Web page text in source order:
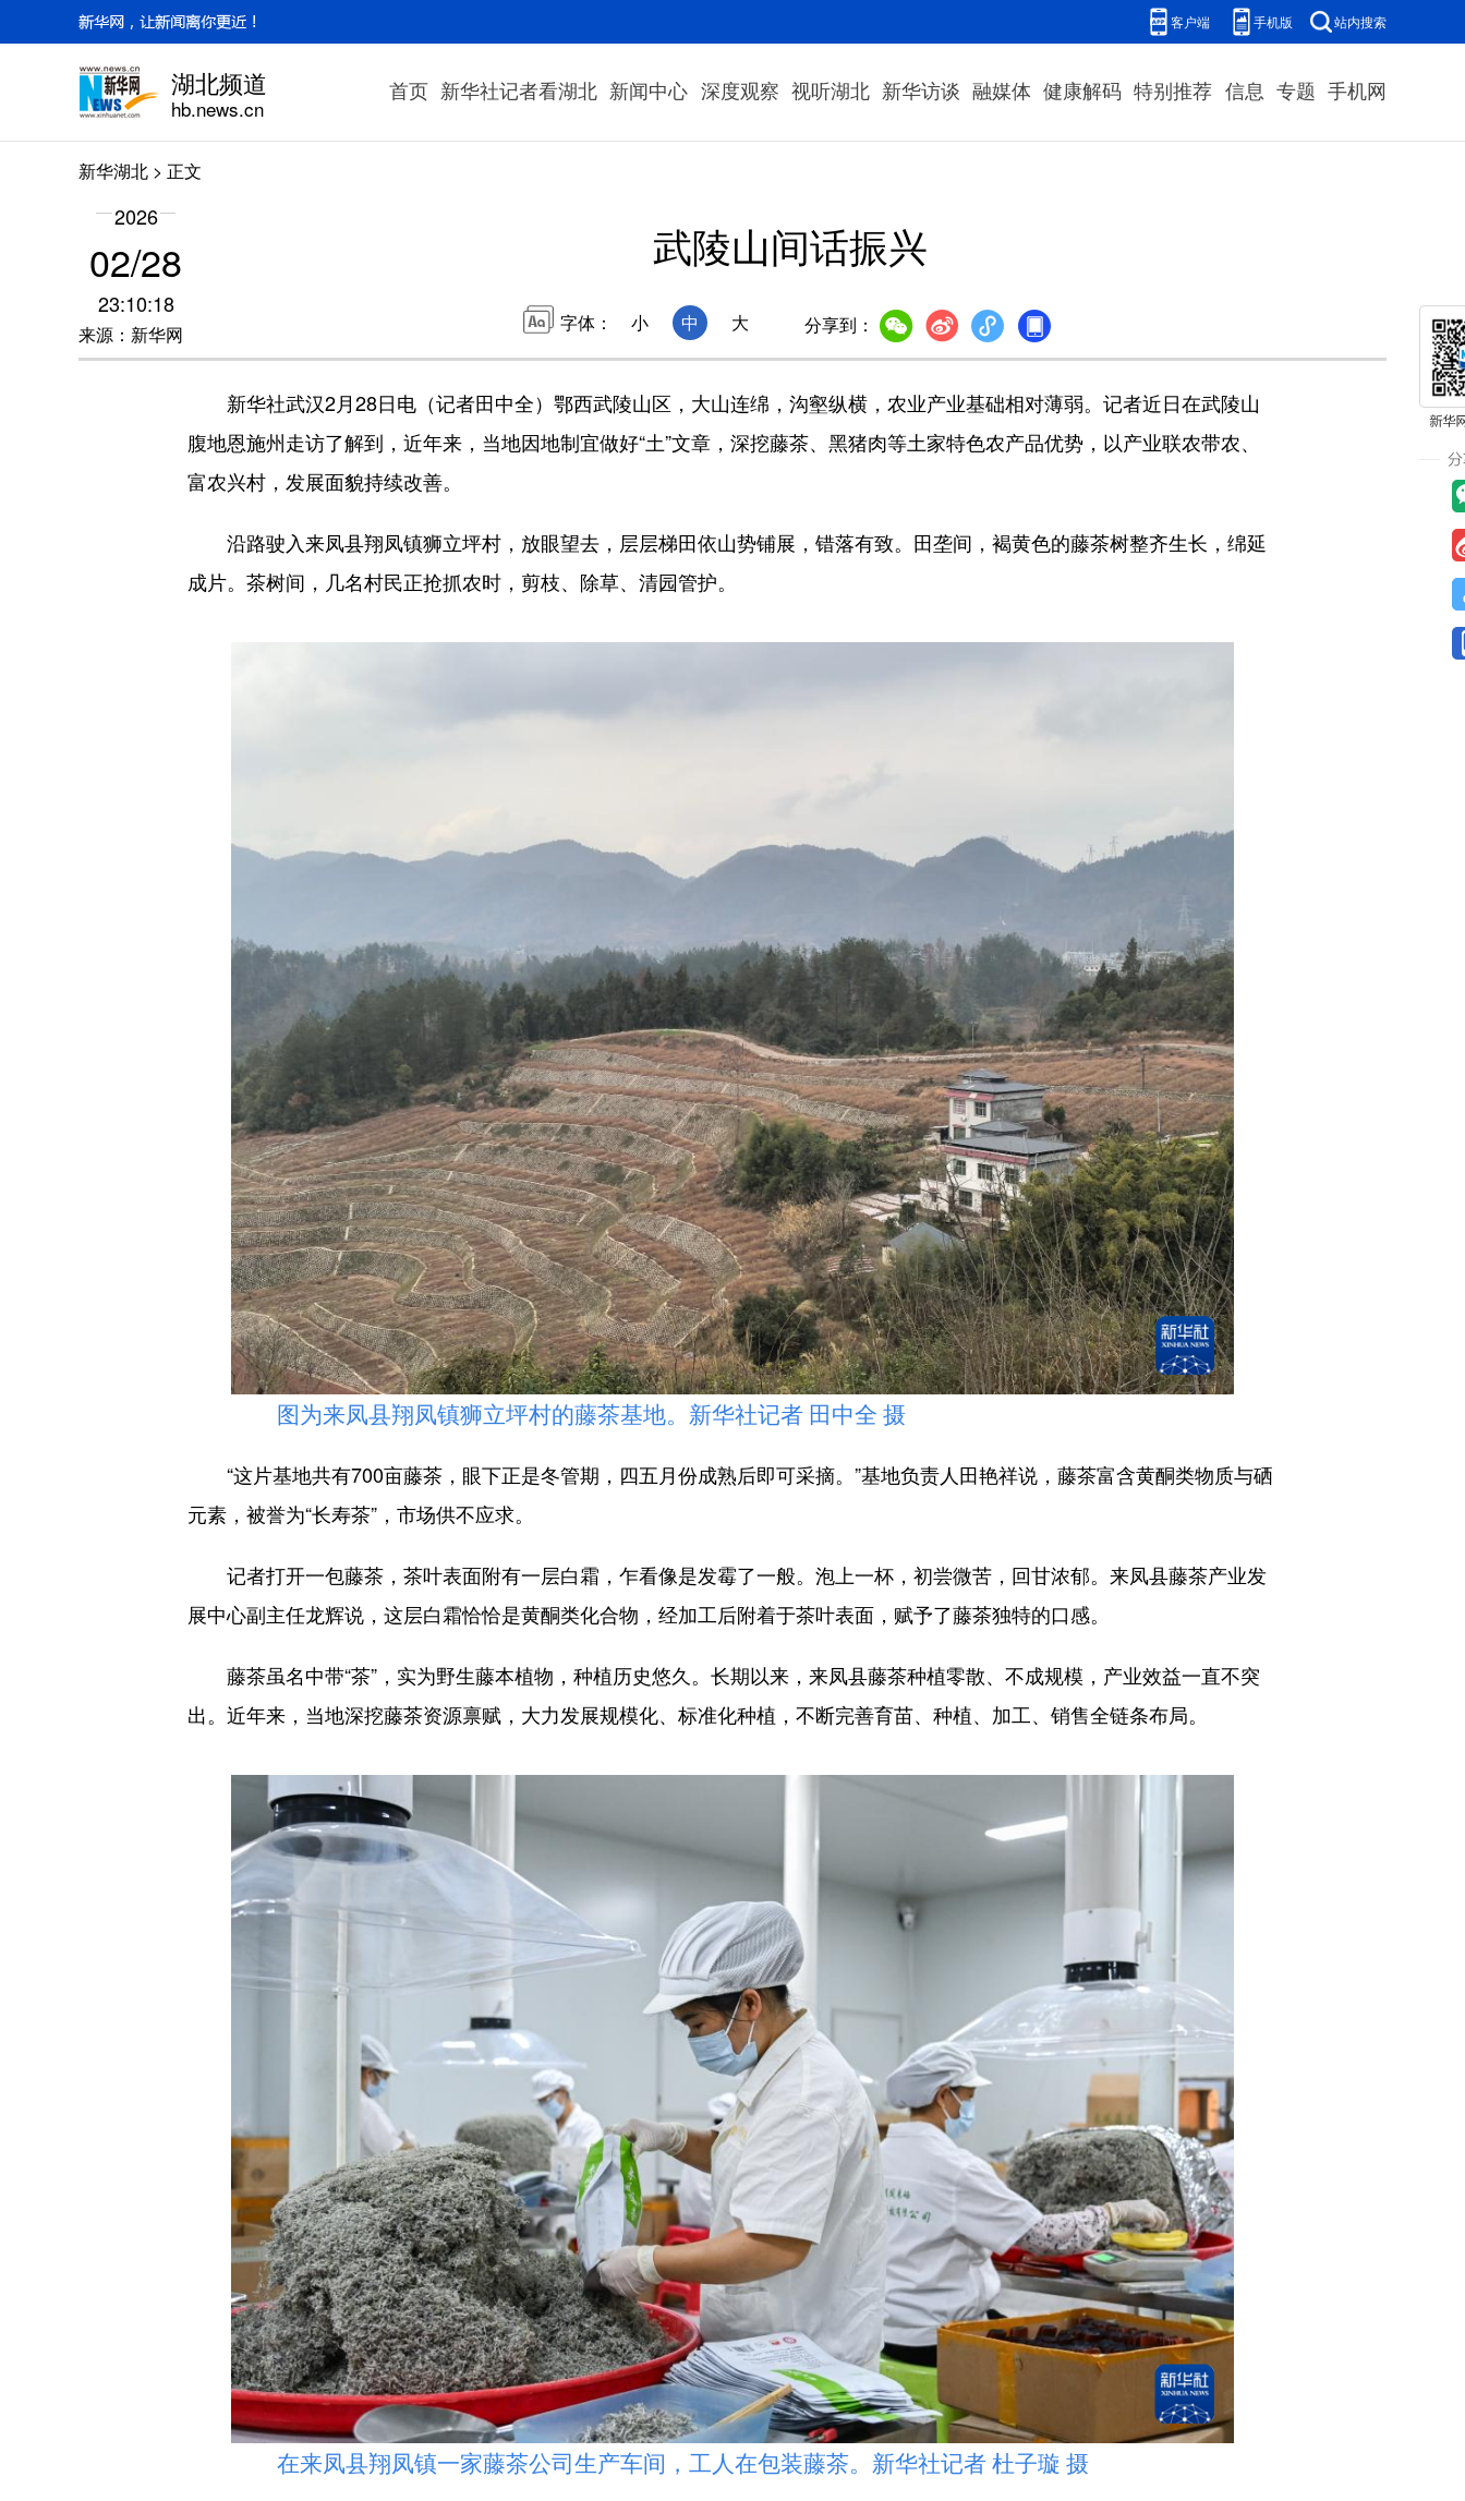
客户端 手机版 站内搜索
湖北频道
hb.news.cn
首页 新华社记者看湖北 新闻中心 深度观察 视听湖北 新华访谈 融媒体 健康解码 特别推荐 信息 专题 手机网
新华湖北 > 正文
2026
02/28
23:10:18
来源：新华网
武陵山间话振兴
字体： 小 中 大 分享到：
新华社武汉2月28日电（记者田中全）鄂西武陵山区，大山连绵，沟壑纵横，农业产业基础相对薄弱。记者近日在武陵山
腹地恩施州走访了解到，近年来，当地因地制宜做好“土”文章，深挖藤茶、黑猪肉等土家特色农产品优势，以产业联农带农、
富农兴村，发展面貌持续改善。
沿路驶入来凤县翔凤镇狮立坪村，放眼望去，层层梯田依山势铺展，错落有致。田垄间，褐黄色的藤茶树整齐生长，绵延
成片。茶树间，几名村民正抢抓农时，剪枝、除草、清园管护。
图为来凤县翔凤镇狮立坪村的藤茶基地。新华社记者 田中全 摄
“这片基地共有700亩藤茶，眼下正是冬管期，四五月份成熟后即可采摘。”基地负责人田艳祥说，藤茶富含黄酮类物质与硒
元素，被誉为“长寿茶”，市场供不应求。
记者打开一包藤茶，茶叶表面附有一层白霜，乍看像是发霉了一般。泡上一杯，初尝微苦，回甘浓郁。来凤县藤茶产业发
展中心副主任龙辉说，这层白霜恰恰是黄酮类化合物，经加工后附着于茶叶表面，赋予了藤茶独特的口感。
藤茶虽名中带“茶”，实为野生藤本植物，种植历史悠久。长期以来，来凤县藤茶种植零散、不成规模，产业效益一直不突
出。近年来，当地深挖藤茶资源禀赋，大力发展规模化、标准化种植，不断完善育苗、种植、加工、销售全链条布局。
在来凤县翔凤镇一家藤茶公司生产车间，工人在包装藤茶。新华社记者 杜子璇 摄